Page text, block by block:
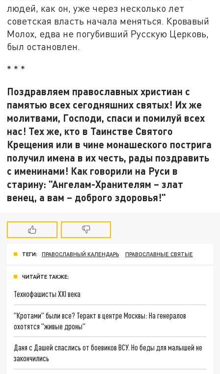
людей, как он, уже через несколько лет
советская власть начала меняться. Кровавый
Молох, едва не погубивший Русскую Церковь,
был остановлен.
* * *
Поздравляем православных христиан с
памятью всех сегодняшних святых! Их же
молитвами, Господи, спаси и помилуй всех
нас! Тех же, кто в Таинстве Святого
Крещения или в чине монашеского пострига
получил имена в их честь, рады поздравить
с именинами! Как говорили на Руси в
старину: "Ангелам-Хранителям – злат
венец, а вам – доброго здоровья!"
ТЕГИ: ПРАВОСЛАВНЫЙ КАЛЕНДАРЬ ПРАВОСЛАВНЫЕ СВЯТЫЕ
ЧИТАЙТЕ ТАКЖЕ:
Технофашисты XXI века
"Кротами" были все? Теракт в центре Москвы: На генералов
охотятся "живые дроны"
Даня с Дашей спаслись от боевиков ВСУ. Но беды для малышей не
закончились